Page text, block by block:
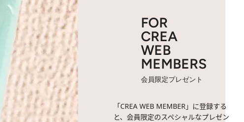
FOR
CREA
WEB
MEMBERS
会員限定プレゼント
「CREA WEB MEMBER」に登録する
と、会員限定のスペシャルなプレゼン